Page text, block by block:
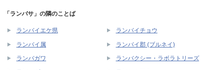
「ランバサ」の隣のことば
ランバイエケ県 ランバイチョウ
ランバイ属 ランバイ郡 (ブルネイ)
ランバガワ ランバクシー・ラボラトリーズ